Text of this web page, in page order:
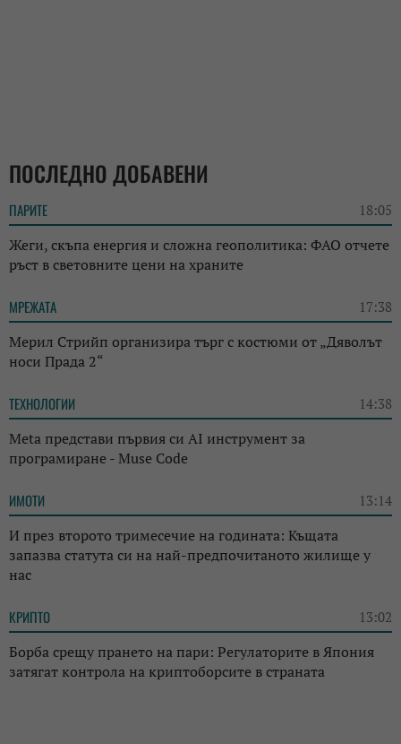
ПОСЛЕДНО ДОБАВЕНИ
ПАРИТЕ 18:05
Жеги, скъпа енергия и сложна геополитика: ФАО отчете
ръст в световните цени на храните
МРЕЖАТА 17:38
Мерил Стрийп организира търг с костюми от „Дяволът
носи Прада 2“
ТЕХНОЛОГИИ 14:38
Meta представи първия си AI инструмент за
програмиране - Muse Code
ИМОТИ 13:14
И през второто тримесечие на годината: Къщата
запазва статута си на най-предпочитаното жилище у
нас
КРИПТО 13:02
Борба срещу прането на пари: Регулаторите в Япония
затягат контрола на криптоборсите в страната